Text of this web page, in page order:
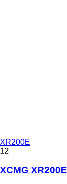
XR200E
12
XCMG XR200E